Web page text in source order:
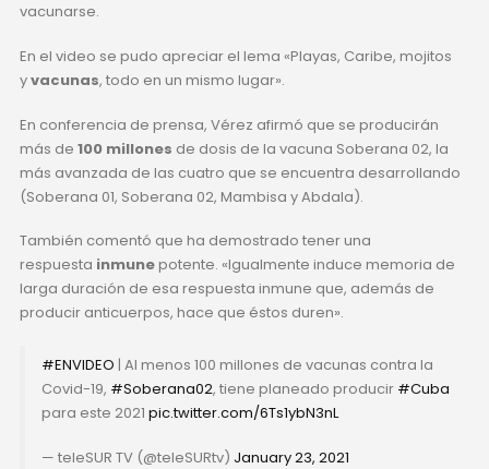
vacunarse.
En el video se pudo apreciar el lema «Playas, Caribe, mojitos
yvacunas, todo en un mismo lugar».
En conferencia de prensa, Vérez afirmó que se producirán
más de 100 millones de dosis de la vacuna Soberana 02, la
más avanzada de las cuatro que se encuentra desarrollando
(Soberana 01, Soberana 02, Mambisa y Abdala).
También comentó que ha demostrado tener una
respuesta inmunepotente. «Igualmente induce memoria de
larga duración de esa respuesta inmune que, además de
producir anticuerpos, hace que éstos duren».
#ENVIDEO | Al menos 100 millones de vacunas contra la
Covid-19, #Soberana02, tiene planeado producir #Cuba
para este 2021 pic.twitter.com/6Ts1ybN3nL
— teleSUR TV (@teleSURtv) January 23, 2021